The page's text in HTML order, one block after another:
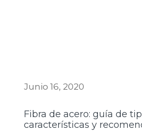
Junio 16, 2020
Fibra de acero: guía de
características y